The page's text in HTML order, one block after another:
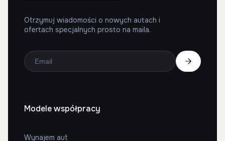
Otrzymuj wiadomości o nowych autach i
ofertach specjalnych prosto na maila.
Modele współpracy
Wynajem aut